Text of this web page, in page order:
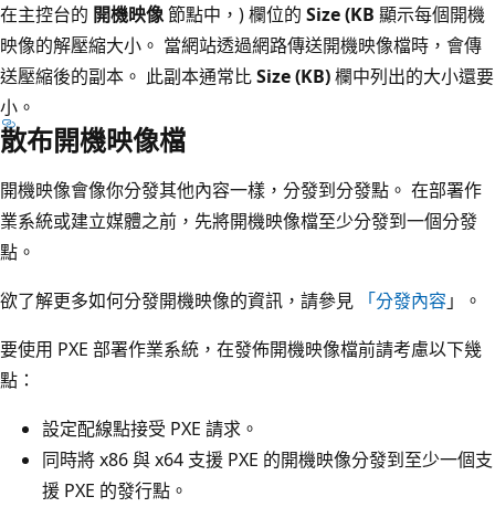
在主控台的 開機映像節點中，) 欄位的 Size (KB 顯示每個開機
映像的解壓縮大小。 當網站透過網路傳送開機映像檔時，會傳
送壓縮後的副本。 此副本通常比Size (KB)欄中列出的大小還要
小。
散布開機映像檔
開機映像會像你分發其他內容一樣，分發到分發點。 在部署作
業系統或建立媒體之前，先將開機映像檔至少分發到一個分發
點。
欲了解更多如何分發開機映像的資訊，請參見
「分發內容」。
要使用 PXE 部署作業系統，在發佈開機映像檔前請考慮以下幾
點：
設定配線點接受 PXE 請求。
同時將 x86 與 x64 支援 PXE 的開機映像分發到至少一個支
援 PXE 的發行點。